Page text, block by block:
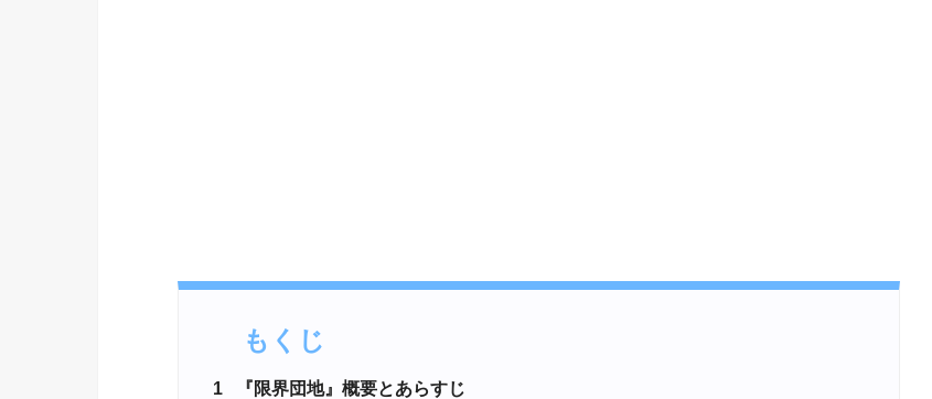
もくじ
1
『限界団地』概要とあらすじ